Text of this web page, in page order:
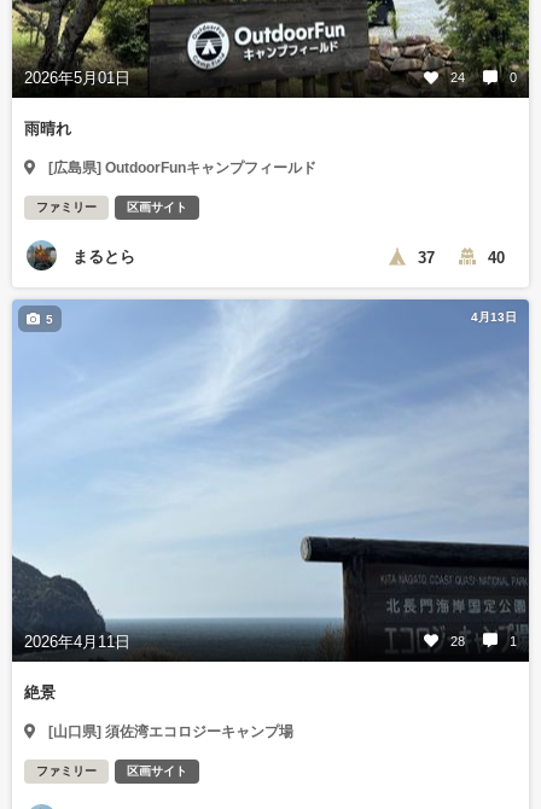
2026年5月01日 24 0
雨晴れ
[広島県] OutdoorFunキャンプフィールド
ファミリー 区画サイト
まるとら 37 40
4月13日
2026年4月11日 28 1
5
絶景
[山口県] 須佐湾エコロジーキャンプ場
ファミリー 区画サイト